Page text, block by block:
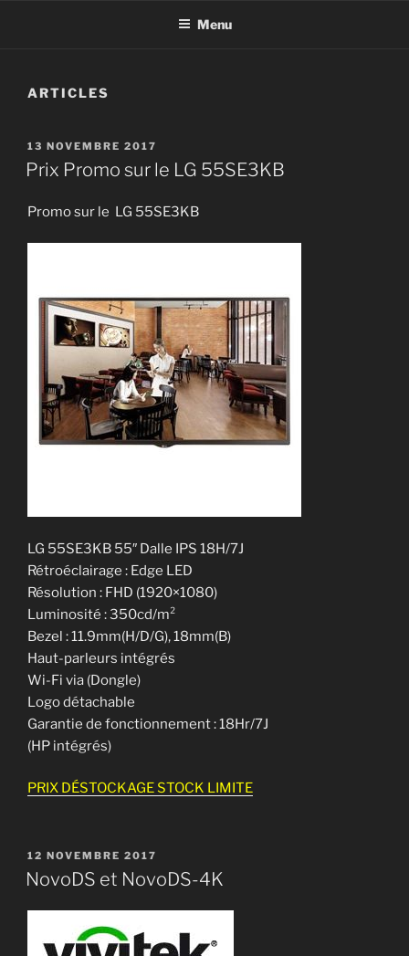
Menu
ARTICLES
13 NOVEMBRE 2017
Prix Promo sur le LG 55SE3KB
Promo sur le LG 55SE3KB
LG 55SE3KB 55″ Dalle IPS 18H/7J
Rétroéclairage : Edge LED
Résolution : FHD (1920×1080)
Luminosité : 350cd/m²
Bezel : 11.9mm(H/D/G), 18mm(B)
Haut-parleurs intégrés
Wi-Fi via (Dongle)
Logo détachable
Garantie de fonctionnement : 18Hr/7J
(HP intégrés)
PRIX DÉSTOCKAGE STOCK LIMITE
12 NOVEMBRE 2017
NovoDS et NovoDS-4K